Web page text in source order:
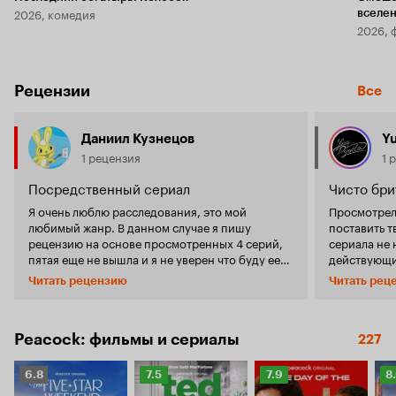
2026, комедия
2026,
Рецензии Все
Даниил Кузнецов
1 рецензия
Посредственный сериал
Я очень люблю расследования, это мой
любимый жанр. В данном случае я пишу
рецензию на основе просмотренных 4 серий,
пятая еще не вышла и я не уверен что буду ее
смотреть. Основная проблема данного
сериала - в него сложно поверить. Все что там
задумка: две отдельные сюжетные линии, два
отдельных расследования. И оба
расследования дополняют друг друга, когда
следователи обмениваются информацией.
Читать рецензию
1
Чисто
поставить
сериала не
покинуть.
конечно же
Читать
Peacock: фильмы и сериалы 227
Рейтинг
Кинопоиска
6.8
Рейтинг
Кинопоиска
7.5
Рейтинг
Кинопоиска
7.9